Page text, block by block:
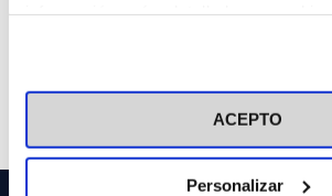
información más detallada y
en el botón "Personalizar". Para más
visitar nuestra Política de Cookies
ACEPTO
Personalizar